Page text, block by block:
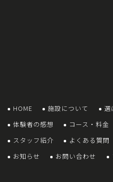
HOME 施設について
選
体験者の感想
コース・料金
スタッフ紹介
よくある質問
お知らせ
お問い合わせ